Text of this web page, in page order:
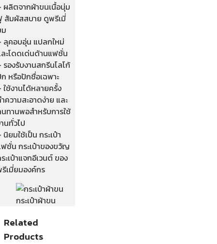
ผลิตจากผ้าขนเนื้อนุ่ม
สัมผัสสบาย ดูพรีเมี่
ลุคอบอุ่น แปลกใหม่
ะโดดเด่นด้านแฟชั่น
รองรับงานสกรีนโลโก้
หรือปักชื่อเฉพาะ
ใช้งานได้หลายครั้ง
ความสะอาดง่าย และ
ทานพอสำหรับการใช้
นทั่วไป
นิยมใช้เป็น กระเป๋า
ชั่น กระเป๋าของขวัญ
ะเป๋าแจกอีเวนต์ ของ
เมี่ยมองค์กร
กระเป๋าผ้าขน
Related
Products